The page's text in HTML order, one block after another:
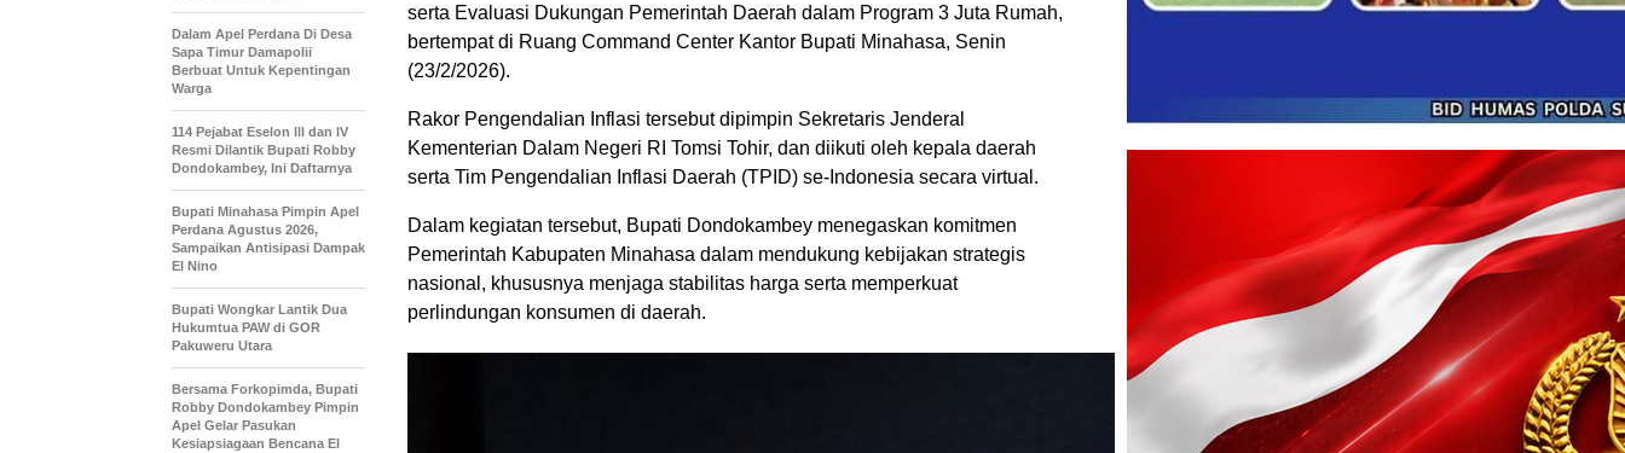
serta Evaluasi Dukungan Pemerintah Daerah dalam Program 3 Juta Rumah,
bertempat di Ruang Command Center Kantor Bupati Minahasa, Senin
(23/2/2026).
Rakor Pengendalian Inflasi tersebut dipimpin Sekretaris Jenderal
Kementerian Dalam Negeri RI Tomsi Tohir, dan diikuti oleh kepala daerah
serta Tim Pengendalian Inflasi Daerah (TPID) se-Indonesia secara virtual.
Dalam kegiatan tersebut, Bupati Dondokambey menegaskan komitmen
Pemerintah Kabupaten Minahasa dalam mendukung kebijakan strategis
nasional, khususnya menjaga stabilitas harga serta memperkuat
perlindungan konsumen di daerah.
Dalam Apel Perdana Di Desa
Sapa Timur Damapolii
Berbuat Untuk Kepentingan
Warga
114 Pejabat Eselon lll dan lV
Resmi Dilantik Bupati Robby
Dondokambey, Ini Daftarnya
Bupati Minahasa Pimpin Apel
Perdana Agustus 2026,
Sampaikan Antisipasi Dampak
El Nino
Bupati Wongkar Lantik Dua
Hukumtua PAW di GOR
Pakuweru Utara
Bersama Forkopimda, Bupati
Robby Dondokambey Pimpin
Apel Gelar Pasukan
Kesiapsiagaan Bencana El